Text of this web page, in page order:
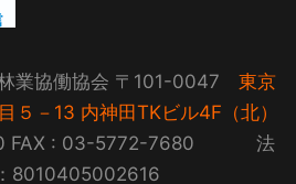
業協働協会 〒101-0047 東京
５－13 内神田TKビル4F（北）
FAX : 03-5772-7680 法
8010405002616